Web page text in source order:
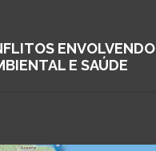
ENVOLVENDO
E SAÚDE